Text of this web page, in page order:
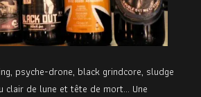
psyche-drone, black grindcore, sludge
clair de lune et tête de mort… Une